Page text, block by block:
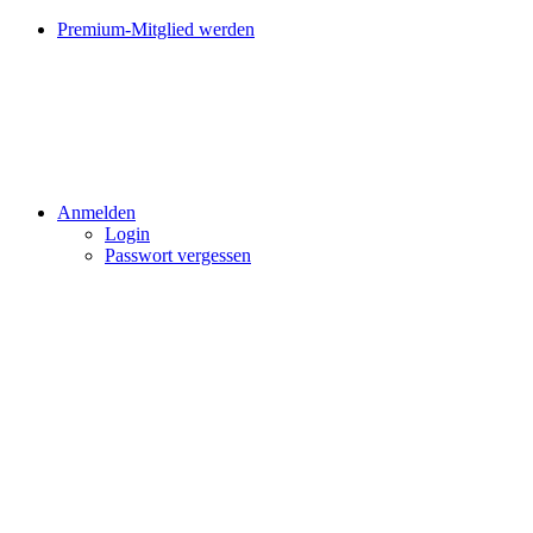
Premium-Mitglied werden
Anmelden
Login
Passwort vergessen